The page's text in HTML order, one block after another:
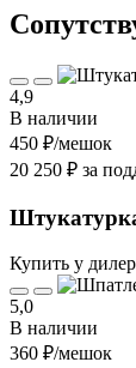
4,9
В наличии
450 ₽/мешок
20 250 ₽ за
Купить у
5,0
В наличии
360 ₽/мешок